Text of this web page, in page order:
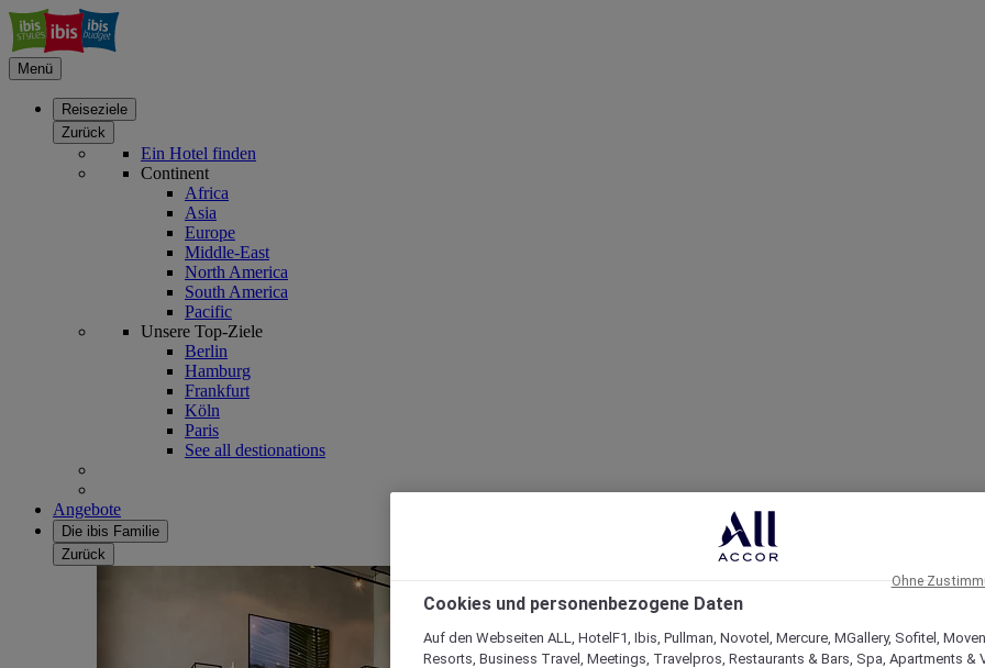
Menü
Reiseziele
Zurück
Ein Hotel finden
Continent
Africa
Asia
Europe
Middle-East
North America
South America
Pacific
Unsere Top-Ziele
Berlin
Hamburg
Frankfurt
Köln
Paris
See all destionations
Angebote
Die ibis Familie
Zurück
Cookies und personenbezogene Daten
Auf den Webseiten ALL, HotelF1, Ibis, Pullman, Novotel, Mercure, MGallery, Sofitel,
Resorts, Business Travel, Meetings, Travelpros, Restaurants & Bars, Spa, Apartments &
Ohne